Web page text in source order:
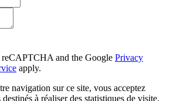
reCAPTCHA and the Google Privacy
apply.
navigation sur ce site, vous acceptez
à réaliser des statistiques de visite.